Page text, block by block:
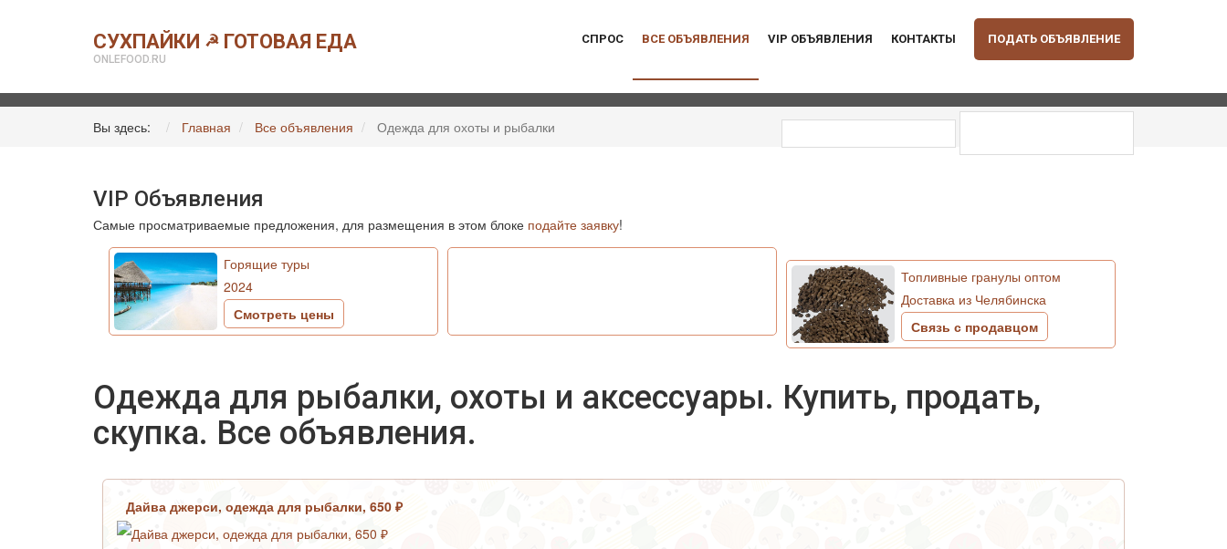
СУХПАЙКИ ☭ ГОТОВАЯ ЕДА
ONLEFOOD.RU
СПРОС ВСЕ ОБЪЯВЛЕНИЯ VIP ОБЪЯВЛЕНИЯ КОНТАКТЫ ПОДАТЬ ОБЪЯВЛЕНИЕ
Вы здесь: Главная Все объявления Одежда для охоты и рыбалки
VIP Объявления
Самые просматриваемые предложения, для размещения в этом блоке подайте заявку!
Горящие туры
2024
Смотреть цены
Топливные гранулы оптом
Доставка из Челябинска
Связь с продавцом
Одежда для рыбалки, охоты и аксессуары. Купить, продать,
скупка. Все объявления.
Дайва джерси, одежда для рыбалки, 650 ₽